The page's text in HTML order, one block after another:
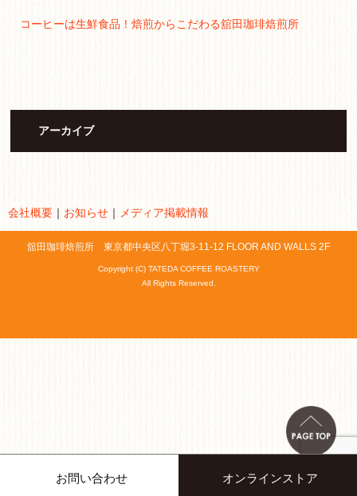
お問い合わせ オンラインストア
コーヒーは生鮮食品！焙煎からこだわる舘田珈琲焙煎所
アーカイブ
会社概要 ｜ お知らせ ｜ メディア掲載情報
舘田珈琲焙煎所 東京都中央区八丁堀3-11-12 FLOOR AND WALLS 2F
Copyright (C) TATEDA COFFEE ROASTERY
All Rights Reserved.